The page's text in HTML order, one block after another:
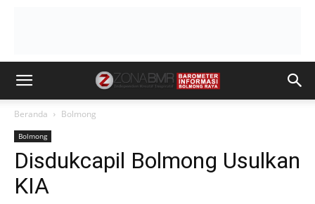
Beranda Bolmong
Bolmong
Disdukcapil Bolmong Usulkan
KIA